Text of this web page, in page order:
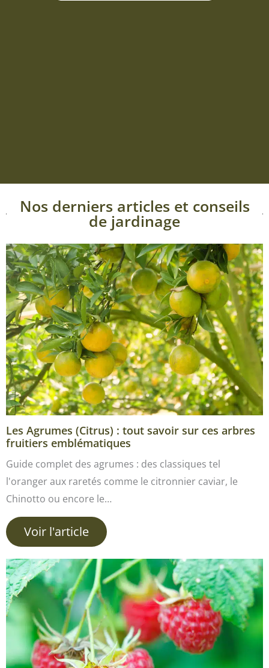
Nos derniers articles et conseils
de jardinage
Les Agrumes (Citrus) : tout savoir sur ces arbres
fruitiers emblématiques
Guide complet des agrumes : des classiques tel
l'oranger aux raretés comme le citronnier caviar, le
Chinotto ou encore le…
Voir l'article